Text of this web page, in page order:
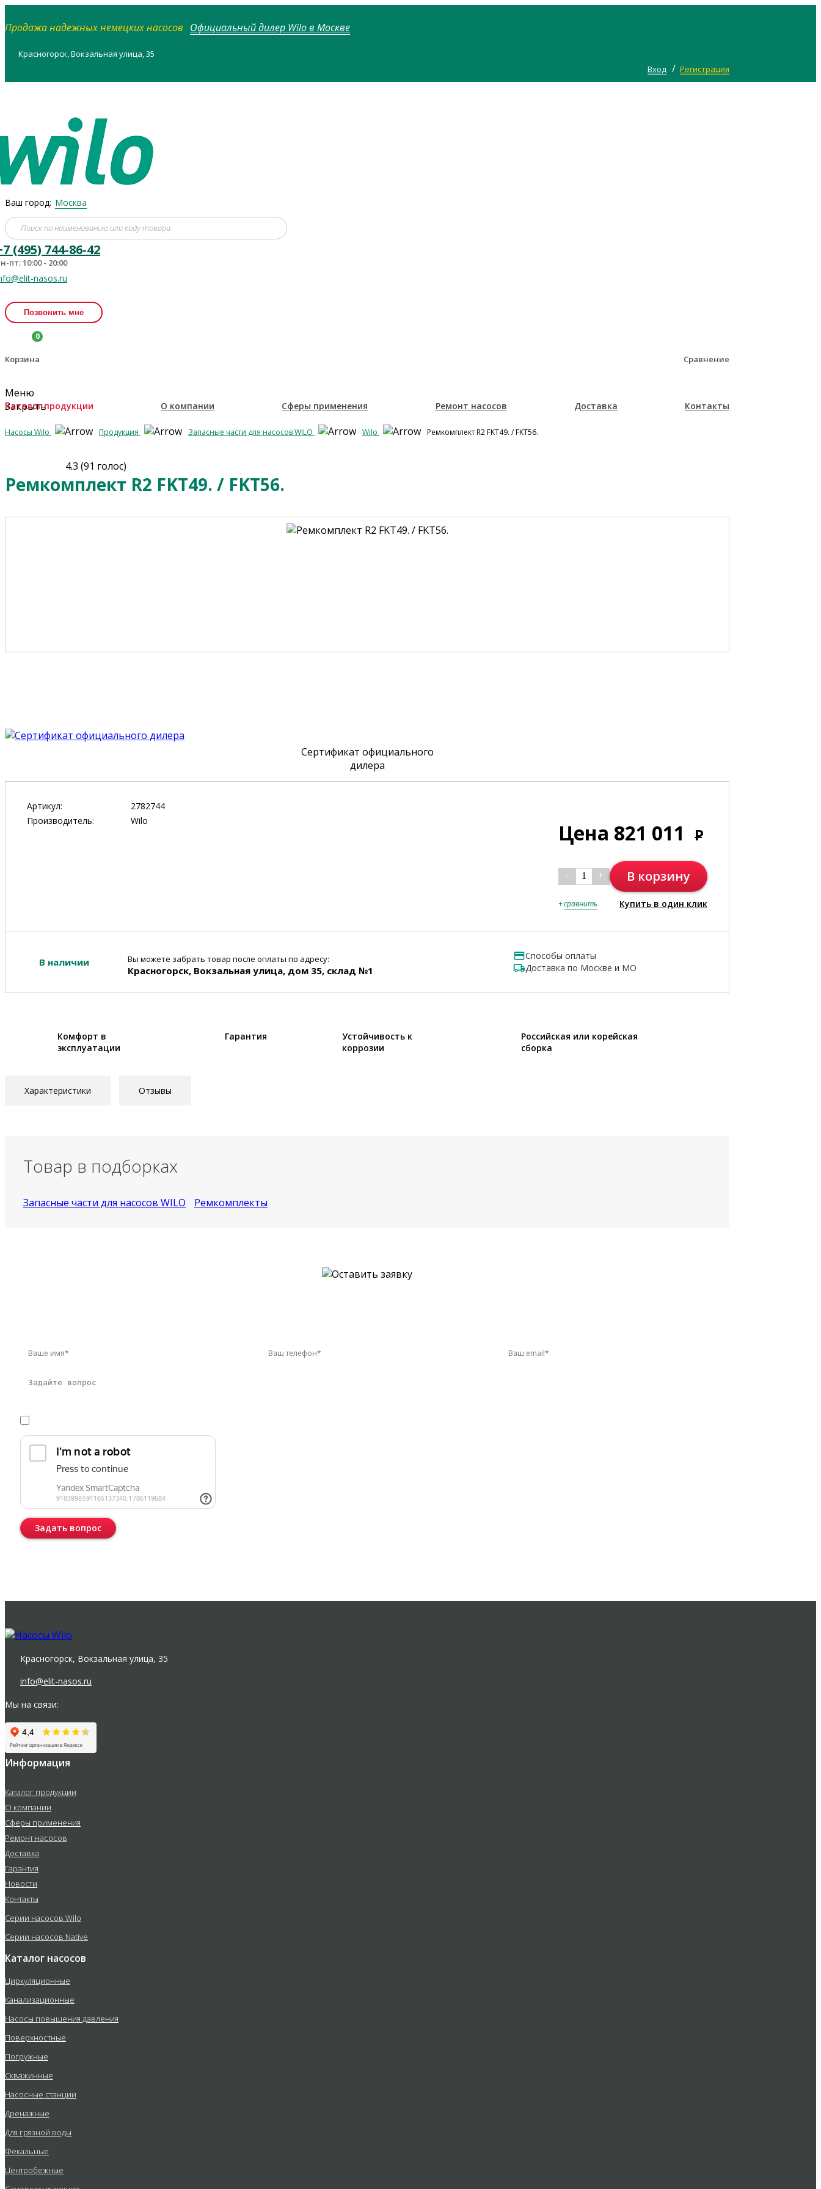
Продажа надежных немецких насосов Официальный дилер Wilo в Москве
Красногорск, Вокзальная улица, 35
Вход / Регистрация
Ваш город: Москва
(495) 744-86-42
пт: 10:00 - 20:00
nasos.ru
Позвонить мне
Корзина
0
Сравнение
Меню
Закрыть
Каталог продукции О компании Сферы применения Ремонт насосов Доставка Контакты
Насосы Wilo Продукция Запасные части для насосов WILO Wilo Ремкомплект R2 FKT49. / FKT56.
4.3 (91 голос)
Ремкомплект R2 FKT49. / FKT56.
Сертификат официального
дилера
Артикул:
2782744
Производитель:
Wilo Цена 821 011 Р
- 1 + В корзину
+сравнить Купить в один клик
В наличии Вы можете забрать товар после оплаты по адресу:
Красногорск, Вокзальная улица, дом 35, склад №1
Способы оплаты
Доставка по Москве и МО
Комфорт в
эксплуатации
Гарантия
Устойчивость к
коррозии
Российская или корейская
сборка
Характеристики Отзывы
Товар в подборках
Запасные части для насосов WILO Ремкомплекты
Задать вопрос
Красногорск, Вокзальная улица, 35
info@elit-nasos.ru
Мы на связи:
Информация
Каталог продукции
О компании
Сферы применения
Ремонт насосов
Доставка
Гарантия
Новости
Контакты
Серии насосов Wilo
Серии насосов Native
Каталог насосов
Циркуляционные
Канализационные
Насосы повышения давления
Поверхностные
Погружные
Скважинные
Насосные станции
Дренажные
Для грязной воды
Фекальные
Центробежные